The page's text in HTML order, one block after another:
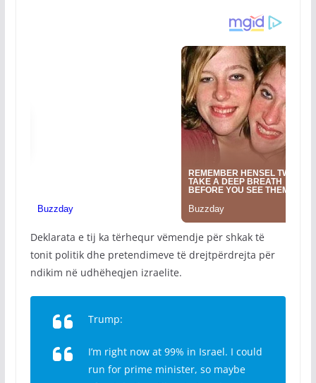
Deklarata e tij ka tërhequr vëmendje për shkak të
tonit politik dhe pretendimeve të drejtpërdrejta për
ndikim në udhëheqjen izraelite.
Trump:
I’m right now at 99% in Israel. I could
run for prime minister, so maybe